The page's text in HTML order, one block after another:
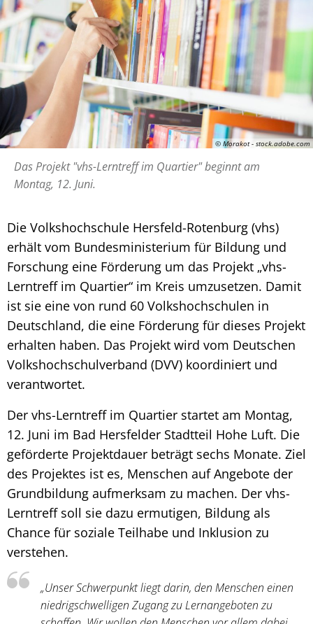
© Morakot - stock.adobe.com
Das Projekt "vhs-Lerntreff im Quartier" beginnt am
Montag, 12. Juni.
Die Volkshochschule Hersfeld-Rotenburg (vhs)
erhält vom Bundesministerium für Bildung und
Forschung eine Förderung um das Projekt „vhs-
Lerntreff im Quartier“ im Kreis umzusetzen. Damit
ist sie eine von rund 60 Volkshochschulen in
Deutschland, die eine Förderung für dieses Projekt
erhalten haben. Das Projekt wird vom Deutschen
Volkshochschulverband (DVV) koordiniert und
verantwortet.
Der vhs-Lerntreff im Quartier startet am Montag,
12. Juni im Bad Hersfelder Stadtteil Hohe Luft. Die
geförderte Projektdauer beträgt sechs Monate. Ziel
des Projektes ist es, Menschen auf Angebote der
Grundbildung aufmerksam zu machen. Der vhs-
Lerntreff soll sie dazu ermutigen, Bildung als
Chance für soziale Teilhabe und Inklusion zu
verstehen.
„Unser Schwerpunkt liegt darin, den Menschen einen
niedrigschwelligen Zugang zu Lernangeboten zu